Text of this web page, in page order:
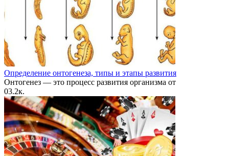
Определение онтогенеза, типы и этапы развития
Онтогенез — это процесс развития организма от
03.2к.